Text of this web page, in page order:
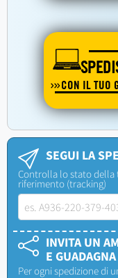
CON IL TUO
SEGUI LA
Controlla lo stato della
riferimento (tracking)
INVITA UN
E
Per ogni spedizione di